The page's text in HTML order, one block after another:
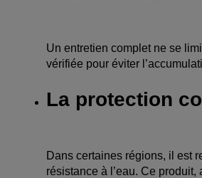
Un entretien complet ne se
vérifiée pour éviter
La protection
Dans certaines régions, il est
résistance à l’eau. Ce